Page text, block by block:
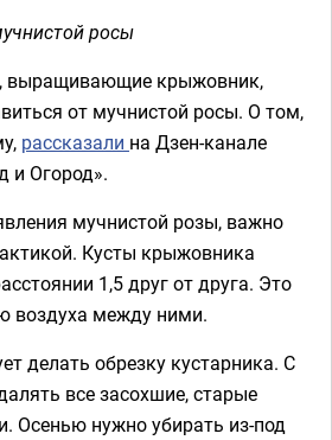
росы
выращивающие крыжовник,
от мучнистой росы. О том,
рассказали на Дзен-канале
и Огород».
мучнистой розы, важно
Кусты крыжовника
1,5 друг от друга. Это
воздуха между ними.
делать обрезку кустарника. С
все засохшие, старые
Осенью нужно убирать из-под